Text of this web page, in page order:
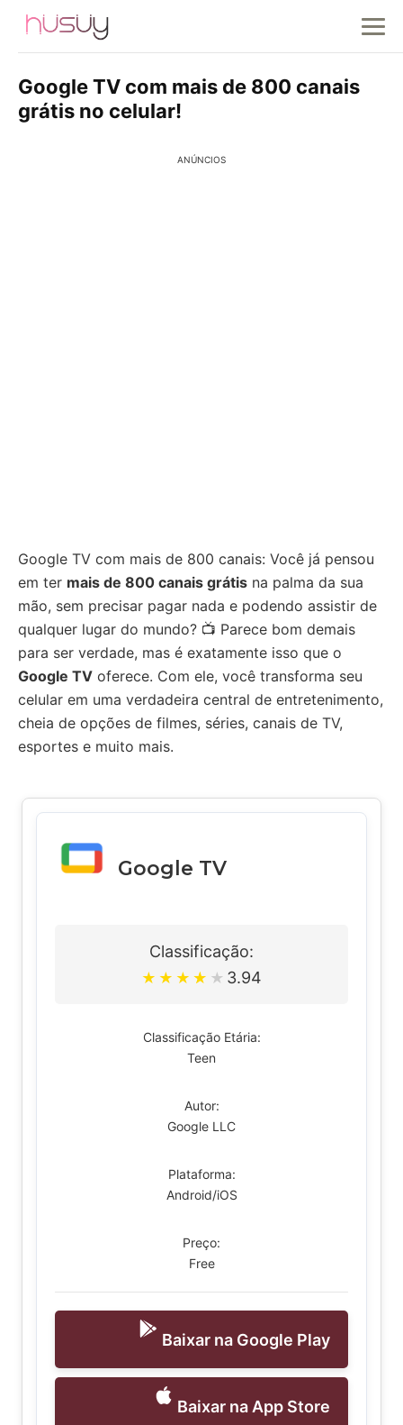
Google TV com mais de 800 canais
grátis no celular!
ANÚNCIOS
Google TV com mais de 800 canais: Você já pensou
em ter mais de 800 canais grátis na palma da sua
mão, sem precisar pagar nada e podendo assistir de
qualquer lugar do mundo? 📺 Parece bom demais
para ser verdade, mas é exatamente isso que o
Google TV oferece. Com ele, você transforma seu
celular em uma verdadeira central de entretenimento,
cheia de opções de filmes, séries, canais de TV,
esportes e muito mais.
Google TV
Classificação:
★ ★ ★ ★ ★ 3.94
Classificação Etária:
Teen
Autor:
Google LLC
Plataforma:
Android/iOS
Preço:
Free
Baixar na Google Play
Baixar na App Store